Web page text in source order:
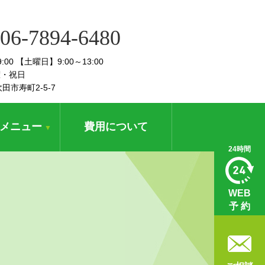
06-7894-6480
【土曜日】9:00～13:00
祝日
市寿町2-5-7
24時間
WEB
予 約
ニュー ▼ 費用について